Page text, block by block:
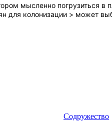
мысленно погрузиться в
для колонизации > может
Содружество